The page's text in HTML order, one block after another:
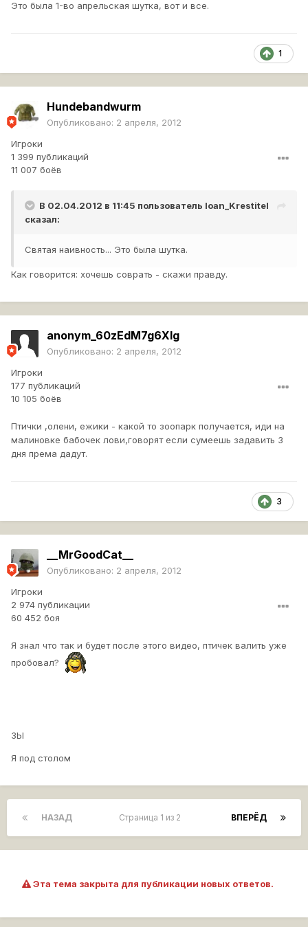
Это была 1-во апрельская шутка, вот и все.
1
Hundebandwurm
Опубликовано: 2 апреля, 2012
Игроки
1 399 публикаций
11 007 боёв
В 02.04.2012 в 11:45 пользователь Ioan_Krestitel
сказал:
Святая наивность... Это была шутка.
Как говорится: хочешь соврать - скажи правду.
anonym_60zEdM7g6Xlg
Опубликовано: 2 апреля, 2012
Игроки
177 публикаций
10 105 боёв
Птички ,олени, ежики - какой то зоопарк получается, иди на
малиновке бабочек лови,говорят если сумеешь задавить 3
дня према дадут.
3
__MrGoodCat__
Опубликовано: 2 апреля, 2012
Игроки
2 974 публикации
60 452 боя
Я знал что так и будет после этого видео, птичек валить уже
пробовал?
ЗЫ
Я под столом
НАЗАД ВПЕРЁД
Страница 1 из 2
Эта тема закрыта для публикации новых ответов.